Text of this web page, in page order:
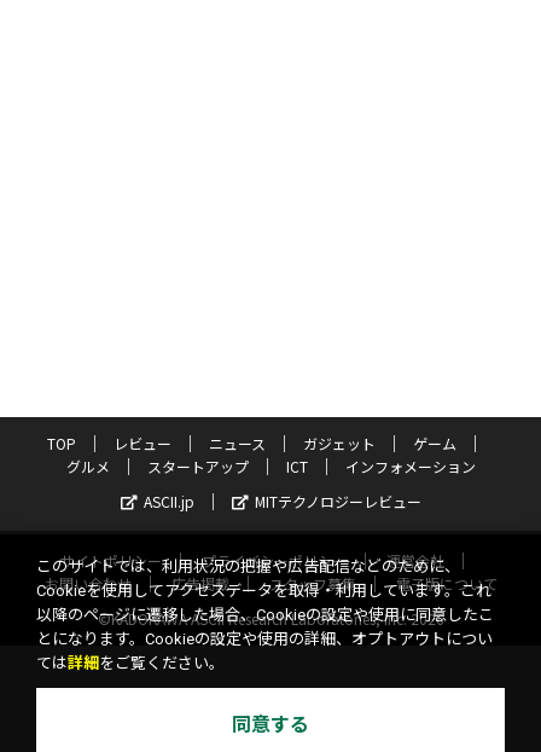
TOP レビュー ニュース ガジェット
ゲーム
グルメ
スタートアップ ICT
インフォメーション
ASCII.jp
MITテクノロジーレビュー
サイトポリシー プライバシーポリシー
運営会社
お問い合わせ
広告掲載 スタッフ募集
電子版について
©KADOKAWA ASCII Research Laboratories, Inc. 2026
このサイトでは、利用状況の把握や広告配信などのために、
Cookieを使用してアクセスデータを取得・利用しています。これ
以降のページに遷移した場合、Cookieの設定や使用に同意したこ
とになります。Cookieの設定や使用の詳細、オプトアウトについ
ては詳細 をご覧ください。
同意する